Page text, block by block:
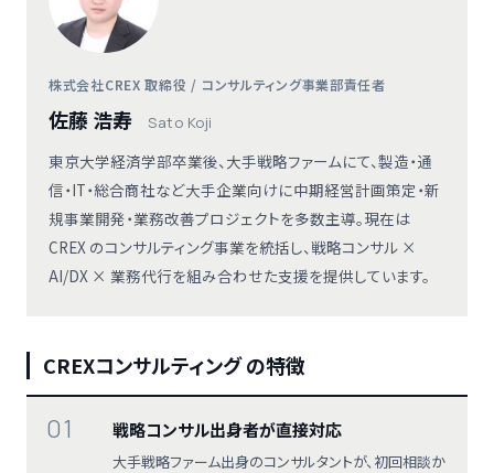
株式会社CREX 取締役 / コンサルティング事業部責任者
佐藤 浩寿 Sato Koji
東京大学経済学部卒業後、大手戦略ファームにて、製造・通
信・IT・総合商社など大手企業向けに中期経営計画策定・新
規事業開発・業務改善プロジェクトを多数主導。現在は
CREX のコンサルティング事業を統括し、戦略コンサル ×
AI/DX × 業務代行を組み合わせた支援を提供しています。
CREXコンサルティング の特徴
01 戦略コンサル出身者が直接対応
大手戦略ファーム出身のコンサルタントが、初回相談か